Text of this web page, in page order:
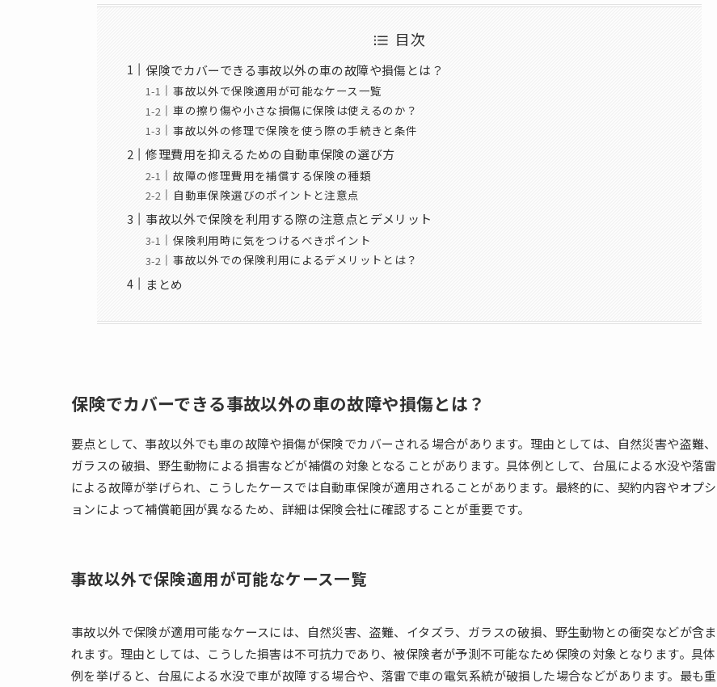
目次
保険でカバーできる事故以外の車の故障や損傷とは？
事故以外で保険適用が可能なケース一覧
車の擦り傷や小さな損傷に保険は使えるのか？
事故以外の修理で保険を使う際の手続きと条件
修理費用を抑えるための自動車保険の選び方
故障の修理費用を補償する保険の種類
自動車保険選びのポイントと注意点
事故以外で保険を利用する際の注意点とデメリット
保険利用時に気をつけるべきポイント
事故以外での保険利用によるデメリットとは？
まとめ
保険でカバーできる事故以外の車の故障や損傷とは？
要点として、事故以外でも車の故障や損傷が保険でカバーされる場合があります。理由としては、自然災害や盗難、
ガラスの破損、野生動物による損害などが補償の対象となることがあります。具体例として、台風による水没や落雷
による故障が挙げられ、こうしたケースでは自動車保険が適用されることがあります。最終的に、契約内容やオプシ
ョンによって補償範囲が異なるため、詳細は保険会社に確認することが重要です。
事故以外で保険適用が可能なケース一覧
事故以外で保険が適用可能なケースには、自然災害、盗難、イタズラ、ガラスの破損、野生動物との衝突などが含ま
れます。理由としては、こうした損害は不可抗力であり、被保険者が予測不可能なため保険の対象となります。具体
例を挙げると、台風による水没で車が故障する場合や、落雷で車の電気系統が破損した場合などがあります。最も重